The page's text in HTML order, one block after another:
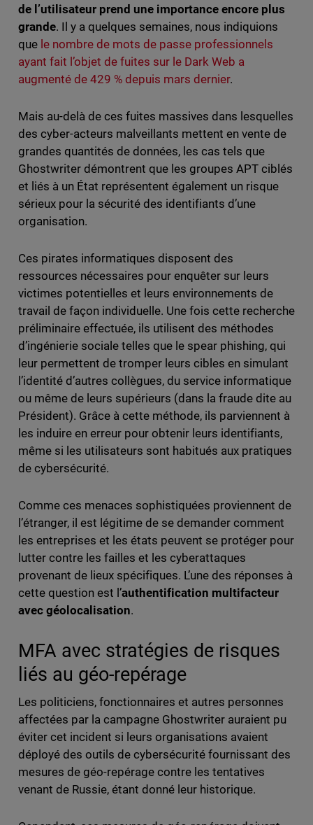
de l’utilisateur prend une importance encore plus
grande. Il y a quelques semaines, nous indiquions
que le nombre de mots de passe professionnels
ayant fait l’objet de fuites sur le Dark Web a
augmenté de 429 % depuis mars dernier.
Mais au-delà de ces fuites massives dans lesquelles
des cyber-acteurs malveillants mettent en vente de
grandes quantités de données, les cas tels que
Ghostwriter démontrent que les groupes APT ciblés
et liés à un État représentent également un risque
sérieux pour la sécurité des identifiants d’une
organisation.
Ces pirates informatiques disposent des
ressources nécessaires pour enquêter sur leurs
victimes potentielles et leurs environnements de
travail de façon individuelle. Une fois cette recherche
préliminaire effectuée, ils utilisent des méthodes
d’ingénierie sociale telles que le spear phishing, qui
leur permettent de tromper leurs cibles en simulant
l’identité d’autres collègues, du service informatique
ou même de leurs supérieurs (dans la fraude dite au
Président). Grâce à cette méthode, ils parviennent à
les induire en erreur pour obtenir leurs identifiants,
même si les utilisateurs sont habitués aux pratiques
de cybersécurité.
Comme ces menaces sophistiquées proviennent de
l’étranger, il est légitime de se demander comment
les entreprises et les états peuvent se protéger pour
lutter contre les failles et les cyberattaques
provenant de lieux spécifiques. L’une des réponses à
cette question est l’authentification multifacteur
avec géolocalisation.
MFA avec stratégies de risques
liés au géo-repérage
Les politiciens, fonctionnaires et autres personnes
affectées par la campagne Ghostwriter auraient pu
éviter cet incident si leurs organisations avaient
déployé des outils de cybersécurité fournissant des
mesures de géo-repérage contre les tentatives
venant de Russie, étant donné leur historique.